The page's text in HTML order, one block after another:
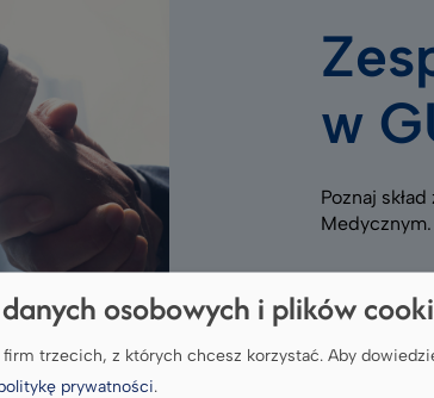
w
Poznaj
Medycznym.
Sprawdź
osobowych i plików
firm trzecich, z których chcesz korzystać. Aby
prywatności.